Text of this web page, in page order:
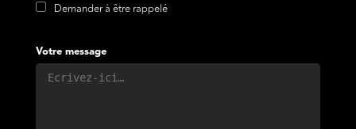
Demander à être rappelé
Votre message